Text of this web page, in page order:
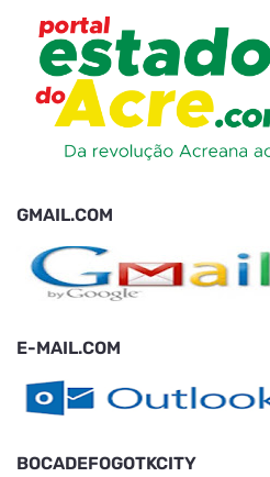
GMAIL.COM
E-MAIL.COM
BOCADEFOGOTKCITY